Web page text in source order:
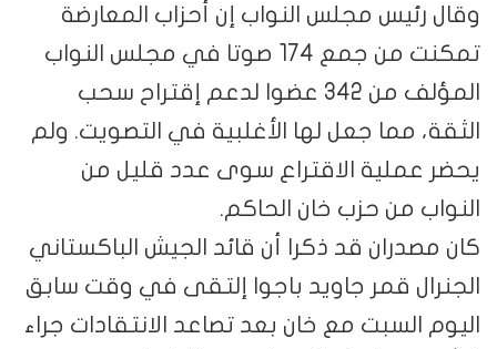
وقال رئيس مجلس النواب إن أحزاب المعارضة
تمكنت من جمع 174 صوتا في مجلس النواب
المؤلف من 342 عضوا لدعم إقتراح سحب
الثقة، مما جعل لها الأغلبية في التصويت. ولم
يحضر عملية الاقتراع سوى عدد قليل من
النواب من حزب خان الحاكم.
كان مصدران قد ذكرا أن قائد الجيش الباكستاني
الجنرال قمر جاويد باجوا إلتقى في وقت سابق
اليوم السبت مع خان بعد تصاعد الانتقادات جراء